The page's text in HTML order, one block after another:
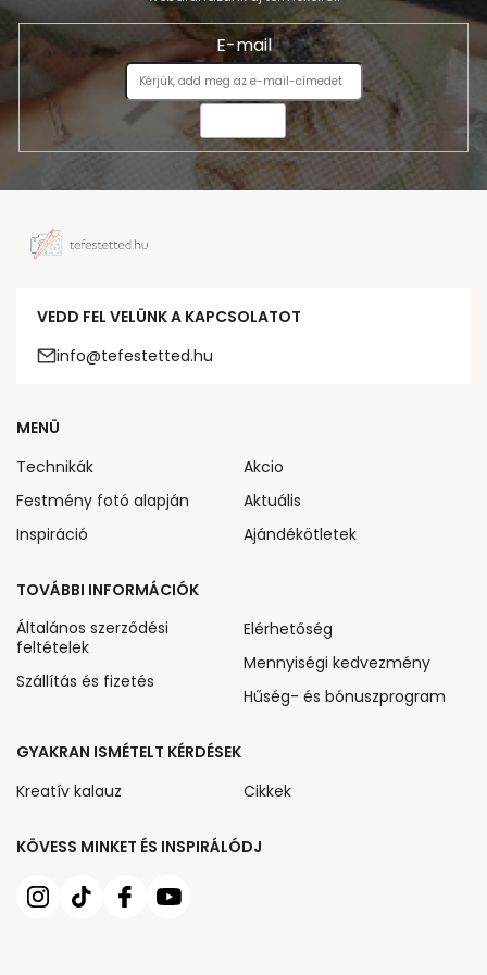
E-mail
VEDD FEL VELÜNK A KAPCSOLATOT
info@tefestetted.hu
KÖVESS MINKET ÉS INSPIRÁLÓDJ
MENÜ
Technikák
Festmény fotó alapján
Inspiráció
Akcio
Aktuális
Ajándékötletek
TOVÁBBI INFORMÁCIÓK
Általános szerződési
feltételek
Szállítás és fizetés
Elérhetőség
Mennyiségi kedvezmény
Hűség- és bónuszprogram
GYAKRAN ISMÉTELT KÉRDÉSEK
Kreatív kalauz
Cikkek